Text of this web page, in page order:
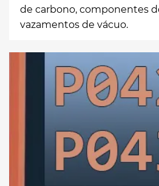
de carbono, componentes
vazamentos de vácuo.